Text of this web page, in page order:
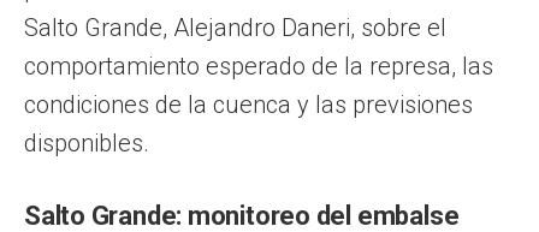
Salto Grande, Alejandro Daneri, sobre el
comportamiento esperado de la represa, las
condiciones de la cuenca y las previsiones
disponibles.
Salto Grande: monitoreo del embalse